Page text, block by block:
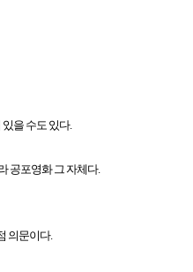
을 수도 있다.
공포영화 그 자체다.
의문이다.